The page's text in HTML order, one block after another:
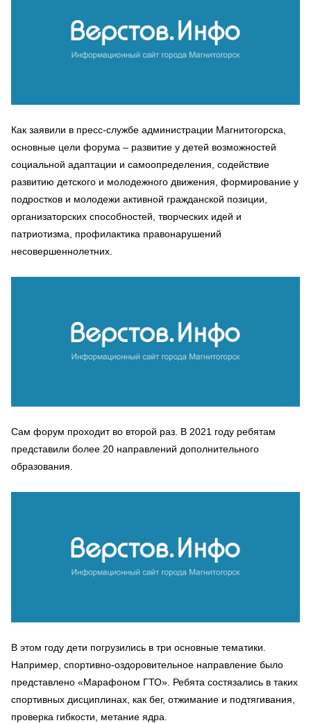
Как заявили в пресс-службе администрации Магнитогорска,
основные цели форума – развитие у детей возможностей
социальной адаптации и самоопределения, содействие
развитию детского и молодежного движения, формирование у
подростков и молодежи активной гражданской позиции,
организаторских способностей, творческих идей и
патриотизма, профилактика правонарушений
несовершеннолетних.
Сам форум проходит во второй раз. В 2021 году ребятам
представили более 20 направлений дополнительного
образования.
В этом году дети погрузились в три основные тематики.
Например, спортивно-оздоровительное направление было
представлено «Марафоном ГТО». Ребята состязались в таких
спортивных дисциплинах, как бег, отжимание и подтягивания,
проверка гибкости, метание ядра.